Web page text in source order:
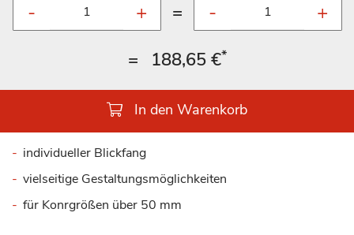
=
= 188,65 €*
In den Warenkorb
individueller Blickfang
vielseitige Gestaltungsmöglichkeiten
für Konrgrößen über 50 mm